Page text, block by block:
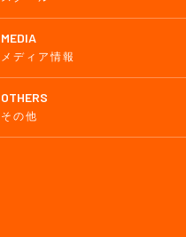
MEDIA
メディア情報
OTHERS
その他